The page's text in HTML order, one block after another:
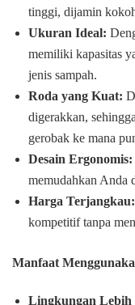
tinggi, dijamin
Ukuran Ideal:
memiliki kapasitas
jenis sampah.
Roda yang Kuat:
digerakkan,
gerobak ke mana
Desain Ergonomis:
memudahkan Anda
Harga Terjangkau:
kompetitif tanpa
Manfaat
Lingkungan Lebih